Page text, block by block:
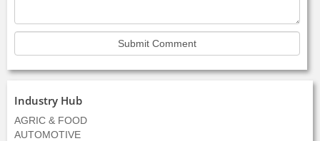
Industry Hub
AGRIC & FOOD
AUTOMOTIVE